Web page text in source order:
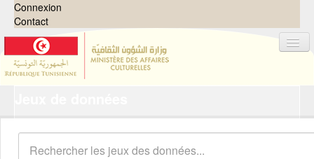
Connexion
Contact
Organisations
Groupes